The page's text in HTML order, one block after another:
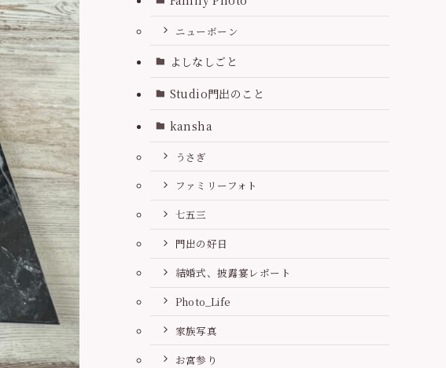
ニューボーン
よしなしごと
Studio門出のこと
kansha
うさぎ
ファミリーフォト
七五三
門出の好日
結婚式、披露宴レポート
Photo_Life
家族写真
お宮参り